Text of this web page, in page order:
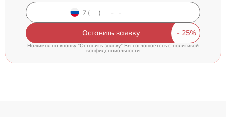
Оставить заявку
Нажимая на кнопку "Оставить заявку" Вы соглашаетесь cполитикой
конфиденциальности